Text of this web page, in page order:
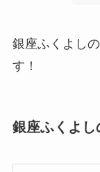
銀座ふくよし
す！
銀座ふくよ